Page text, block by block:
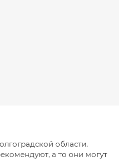
области.
а то они могут